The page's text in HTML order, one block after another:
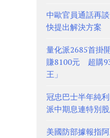
中歐官員通話再
快提出解決方案
量化派2685首掛
賺8100元 超購
王」
冠忠巴士半年純
派中期息連特別
美國防部據報指